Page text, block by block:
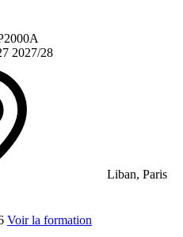
2027/28
Liban, Paris
Voir la formation